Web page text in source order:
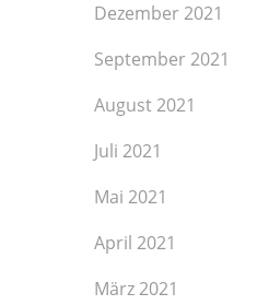
Dezember 2021
September 2021
August 2021
Juli 2021
Mai 2021
April 2021
März 2021